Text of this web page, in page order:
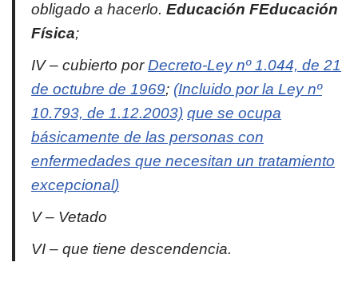
obligado a hacerlo. Educación FEducación
Física;
IV – cubierto por Decreto-Ley nº 1.044, de 21
de octubre de 1969; (Incluido por la Ley nº
10.793, de 1.12.2003) que se ocupa
básicamente de las personas con
enfermedades que necesitan un tratamiento
excepcional)
V – Vetado
VI – que tiene descendencia.